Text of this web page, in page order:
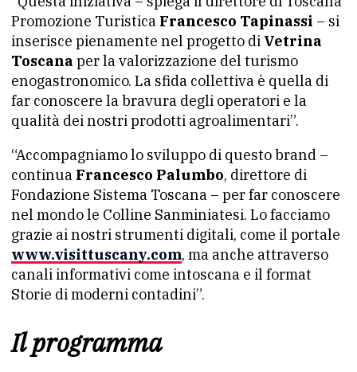
Promozione Turistica Francesco Tapinassi – si
inserisce pienamente nel progetto di Vetrina
Toscana per la valorizzazione del turismo
enogastronomico. La sfida collettiva è quella di
far conoscere la bravura degli operatori e la
qualità dei nostri prodotti agroalimentari”.
“Accompagniamo lo sviluppo di questo brand –
continua Francesco Palumbo, direttore di
Fondazione Sistema Toscana – per far conoscere
nel mondo le Colline Sanminiatesi. Lo facciamo
grazie ai nostri strumenti digitali, come il portale
www.visittuscany.com, ma anche attraverso
canali informativi come intoscana e il format
Storie di moderni contadini”.
Il programma